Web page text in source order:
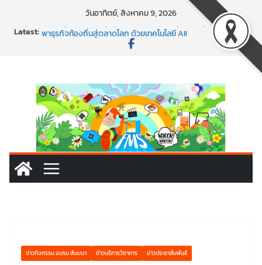
วันอาทิตย์, สิงหาคม 9, 2026
Latest:พร้อมลุยแล้ว! ปักหมุดโรดแมป AI อัปสกิลธุรกิจให้พุ่งทะยาน
พาธุรกิจท้องถิ่นสู่ตลาดโลก ด้วยเทคโนโลยี AI!
นอกจากเทคโนโลยีจะล้ำ หัวใจคนทำธุรกิจก็ต้องสตรอง!
ข่าวกิจกรรม อบรม สัมมนา ข่าวบริการวิชาการ ข่าวประชาสัมพันธ์